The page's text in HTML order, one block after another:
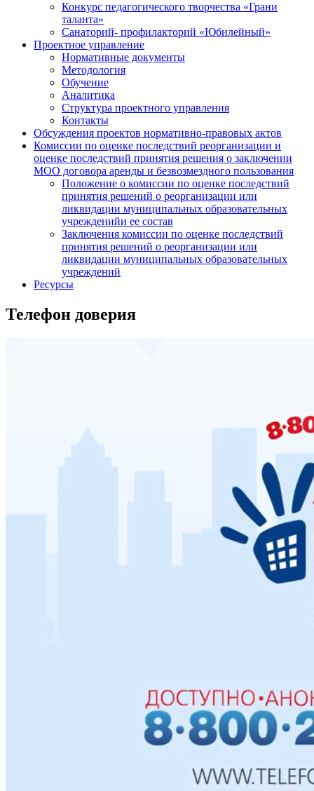
Конкурс педагогического творчества «Грани
таланта»
Санаторий- профилакторий «Юбилейный»
Проектное управление
Нормативные документы
Методология
Обучение
Аналитика
Структура проектного управления
Контакты
Обсуждения проектов нормативно-правовых актов
Комиссии по оценке последствий реорганизации и
оценке последствий принятия решения о заключении
МОО договора аренды и безвозмездного пользования
Положение о комиссии по оценке последствий
принятия решений о реорганизации или
ликвидации муниципальных образовательных
учрежденийи ее состав
Заключения комиссии по оценке последствий
принятия решений о реорганизации или
ликвидации муниципальных образовательных
учреждений
Ресурсы
Телефон доверия